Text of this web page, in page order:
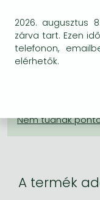
Bleach manga
One-Punch Man manga
Érdemes újra
A termék
2026. augusztus
zárva tart. Ezen
telefonon,
elérhetők.